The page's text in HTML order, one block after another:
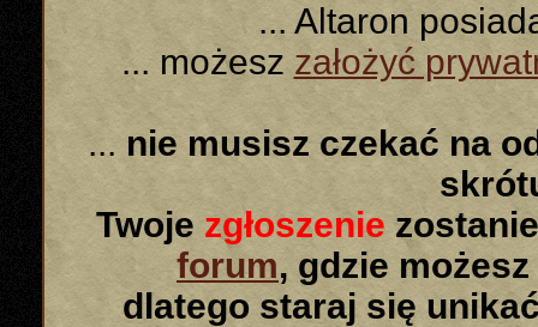
... Altaron
... możeszzałożyć
... nie musisz czekać na
Twoje zgłoszenie
forum, gdzie
dlatego staraj się